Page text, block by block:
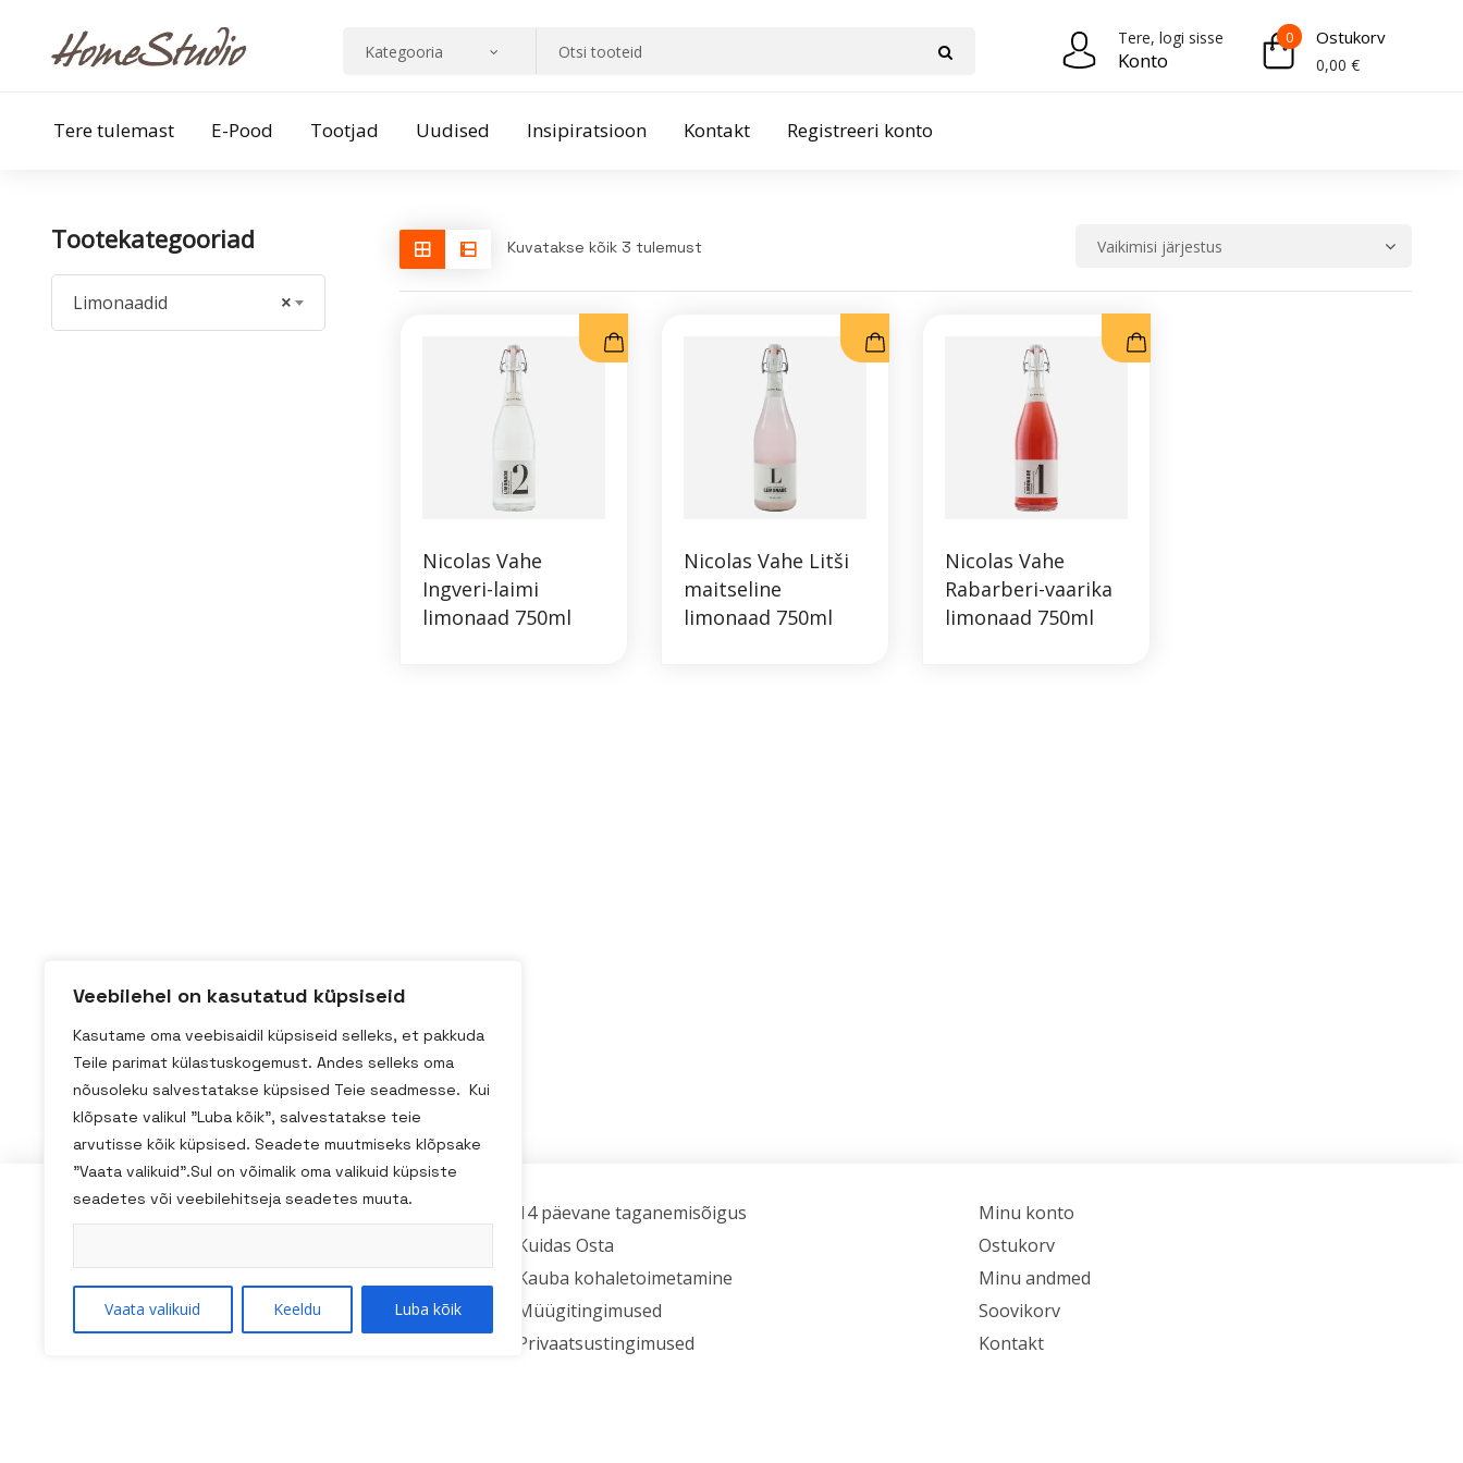
Veebilehel on kasutatud küpsiseid
Kasutame oma veebisaidil küpsiseid selleks, et pakkuda
Teile parimat külastuskogemust. Andes selleks oma
nõusoleku salvestatakse küpsised Teie seadmesse. Kui
klõpsate valikul "Luba kõik", salvestatakse teie
arvutisse kõik küpsised. Seadete muutmiseks klõpsake
"Vaata valikuid".Sul on võimalik oma valikuid küpsiste
seadetes või veebilehitseja seadetes muuta.
Vaata valikuid Keeldu Luba kõik
Tere, logi sisse
Konto
0 Ostukorv
0,00 €
Tere tulemast E-Pood Tootjad Uudised Insipiratsioon Kontakt Registreeri konto
Tootekategooriad
×
Limonaadid
Kuvatakse kõik 3 tulemust
Nicolas Vahe
Ingveri-laimi
limonaad 750ml
Nicolas Vahe Litši
maitseline
limonaad 750ml
Nicolas Vahe
Rabarberi-vaarika
limonaad 750ml
Kadaka tee 3/2, Tallinn
homestudio@homestudio.ee
+ 372 59031518
14 päevane taganemisõigus
Kuidas Osta
Kauba kohaletoimetamine
Müügitingimused
Privaatsustingimused
Minu konto
Ostukorv
Minu andmed
Soovikorv
Kontakt